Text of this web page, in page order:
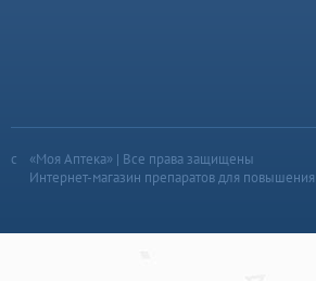
«Моя Аптека» | Все права защищены
Интернет-магазин препаратов для